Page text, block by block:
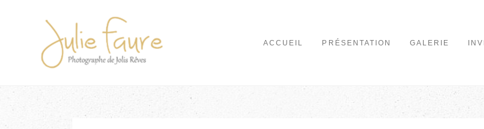
ACCUEIL PRÉSENTATION GALERIE